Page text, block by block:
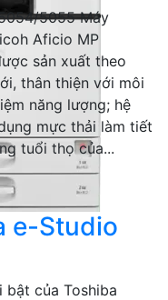
5055 Máy
Aficio MP
sản xuất theo
thân thiện với môi
năng lượng; hệ
mực thải làm tiết
tuổi thọ của...
e-Studio
bật của Toshiba